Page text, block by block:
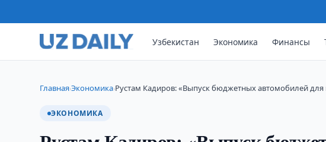
Узбекистан Экономика Финансы
Главная›Экономика›Рустам Кадиров: «Выпуск бюджетных автомобилей для
ЭКОНОМИКА